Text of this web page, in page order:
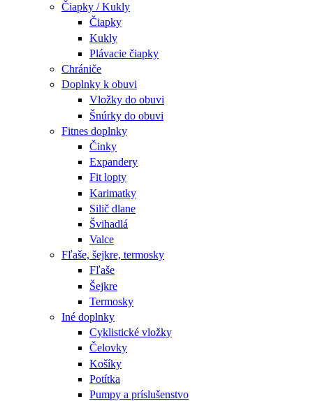
Čiapky / Kukly
Čiapky
Kukly
Plávacie čiapky
Chrániče
Doplnky k obuvi
Vložky do obuvi
Šnúrky do obuvi
Fitnes doplnky
Činky
Expandery
Fit lopty
Karimatky
Silič dlane
Švihadlá
Valce
Fľaše, šejkre, termosky
Fľaše
Šejkre
Termosky
Iné doplnky
Cyklistické vložky
Čelovky
Košíky
Potítka
Pumpy a príslušenstvo